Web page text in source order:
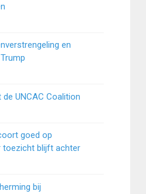
en
UNCAC Coalition
goed op
toezicht blijft achter
bij